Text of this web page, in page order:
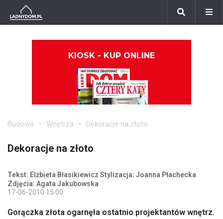
KIOSK - KUP ONLINE
Budowa Wnętrza Dekoracje na złoto
Dekoracje na złoto
Tekst: Elżbieta Błasikiewicz Stylizacja: Joanna Płachecka
Zdjęcia: Agata Jakubowska
17-06-2010 15:00
Gorączka złota ogarnęła ostatnio projektantów wnętrz.